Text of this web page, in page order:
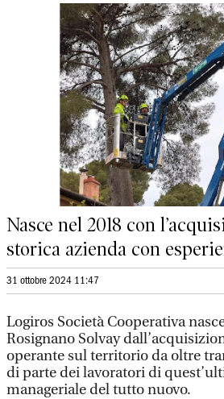
Nasce nel 2018 con
storica azienda con
31 ottobre 2024 11:47
Logiros Società Cooperativa
Rosignano Solvay
operante sul territorio da oltre
di parte dei lavoratori di
manageriale del tutto nuovo.